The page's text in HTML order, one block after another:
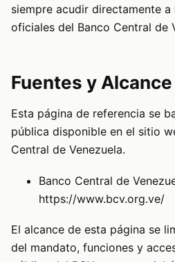
siempre acudir directamente
oficiales del Banco Central de
Fuentes y Alcance
Esta página de referencia se
pública disponible en el sitio
Central de Venezuela.
Banco Central de
https://www.bcv.org.ve/
El alcance de esta página se
del mandato, funciones y